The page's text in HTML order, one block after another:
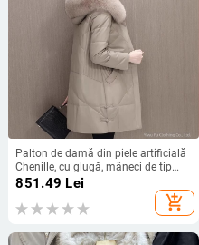
Palton de damă din piele artificială
Chenille, cu glugă, mâneci de tip
prințesă, stil doamnă matură
851.49 Lei
add_shopping_cart